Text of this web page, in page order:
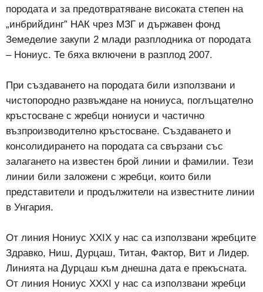
породата и за предотвратяване високата степен на
„инбрийдинг” НАК чрез МЗГ и държавен фонд
Земеделие закупи 2 млади разплодника от породата
– Нониус. Те бяха включени в разплод 2007.
При създаването на породата били използвани и
чистопородно развъждане на нониуса, поглъщателно
кръстосване с жребци нониуси и частично
възпроизводително кръстосване. Създаването и
консолидирането на породата са свързани със
залагането на известен брой линии и фамилии. Тези
линии били заложени с жребци, които били
представители и продължители на известните линии
в Унгария.
От линия Нониус XXIX у нас са използвани жребците
Здравко, Ниш, Дурцаш, Титан, Фактор, Вит и Лидер.
Линията на Дурцаш към днешна дата е прекъсната.
От линия Нониус XXXI у нас са използвани жребци